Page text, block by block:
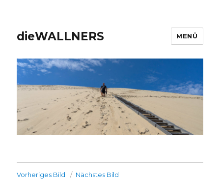
dieWALLNERS MENÜ
Vorheriges Bild Nächstes Bild